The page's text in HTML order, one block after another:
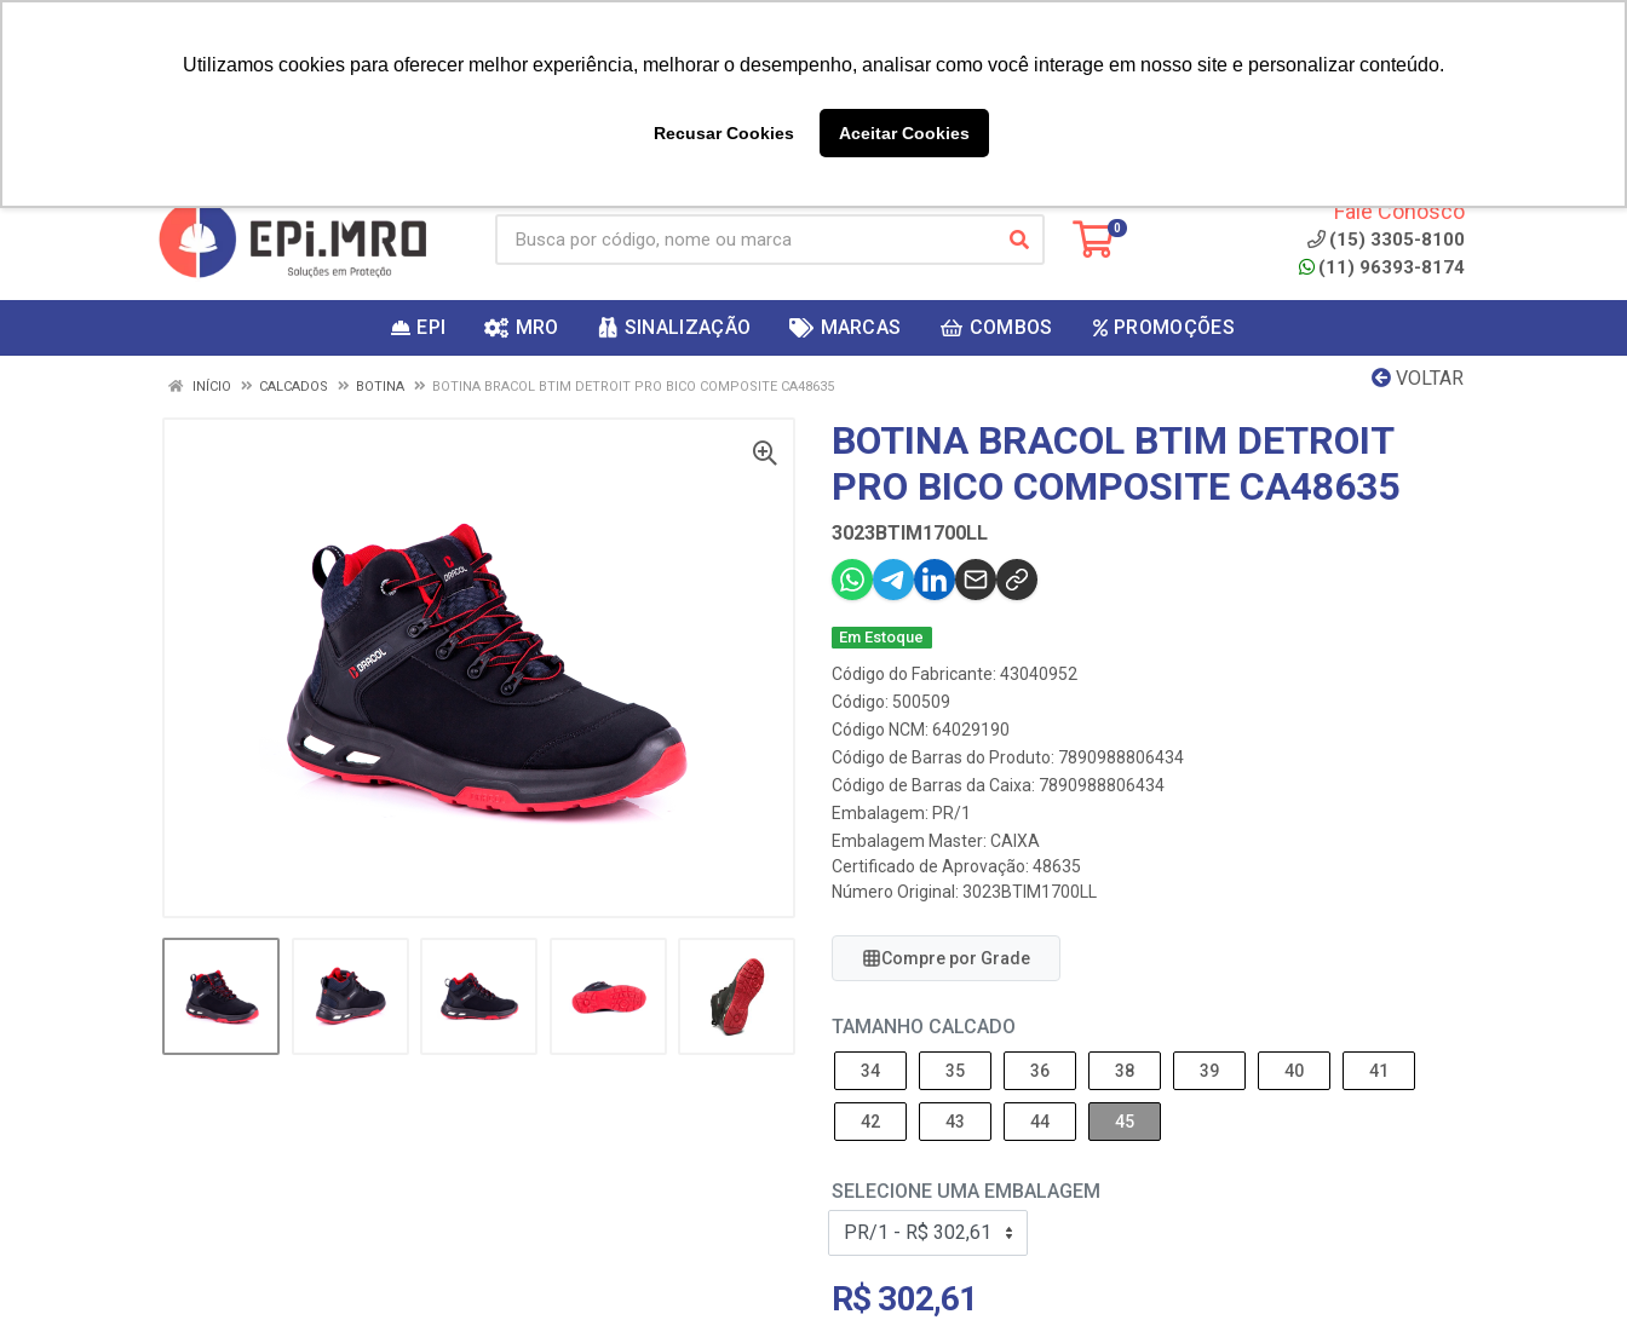
Utilizamos cookies para oferecer melhor experiência, melhorar o desempenho, analisar como você interage em nosso site e personalizar conteúdo.
Recusar Cookies Aceitar Cookies
ganhar
0
Fale Conosco
(15) 3305-8100
(11) 96393-8174
EPI MRO SINALIZAÇÃO MARCAS COMBOS PROMOÇÕES
VOLTAR
INÍCIO CALCADOS BOTINA BOTINA BRACOL BTIM DETROIT PRO BICO COMPOSITE CA48635
BOTINA BRACOL BTIM DETROIT
PRO BICO COMPOSITE CA48635
3023BTIM1700LL
Em Estoque
Código do Fabricante: 43040952
Código: 500509
Código NCM: 64029190
Código de Barras do Produto: 7890988806434
Código de Barras da Caixa: 7890988806434
Embalagem: PR/1
Embalagem Master: CAIXA
Certificado de Aprovação: 48635
Número Original: 3023BTIM1700LL
Compre por Grade
TAMANHO CALCADO
34 35 36 38 39 40 41
42 43 44 45
SELECIONE UMA EMBALAGEM
R$ 302,61